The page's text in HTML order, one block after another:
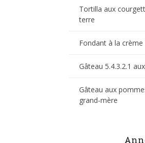
Tortilla aux
terre
Fondant à la
Gâteau 5.4.3.2.1
Gâteau aux
grand-mère